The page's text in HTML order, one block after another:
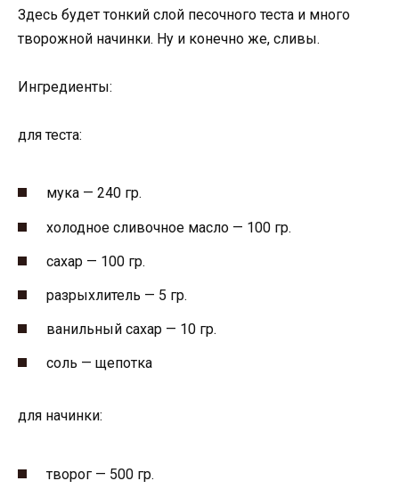
Здесь будет тонкий слой песочного теста и много
творожной начинки. Ну и конечно же, сливы.
Ингредиенты:
для теста:
мука — 240 гр.
холодное сливочное масло — 100 гр.
сахар — 100 гр.
разрыхлитель — 5 гр.
ванильный сахар — 10 гр.
соль — щепотка
для начинки:
творог — 500 гр.